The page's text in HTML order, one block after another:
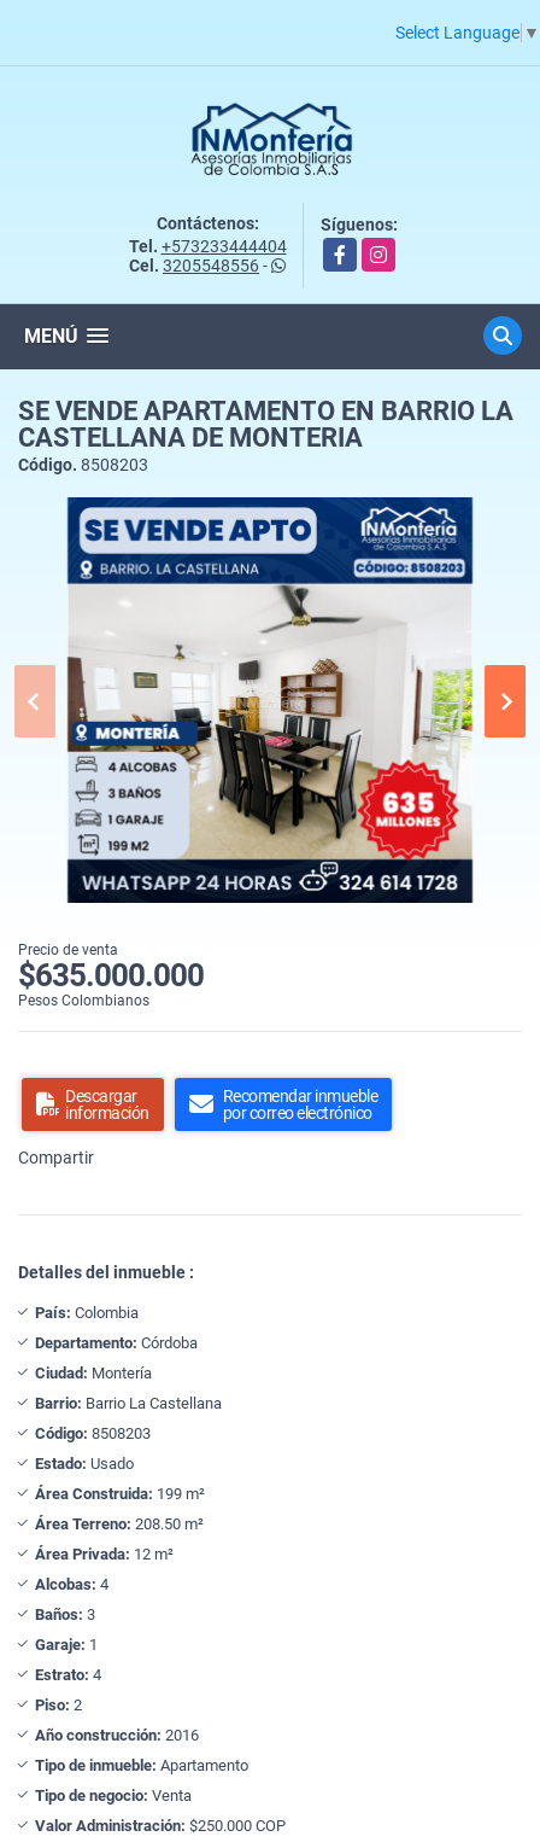
Select Language ▼
Contáctenos:
Tel. +573233444404
Cel. 3205548556-
Síguenos:
FacebookInstagram
MENÚ
SE VENDE APARTAMENTO EN BARRIO LA
CASTELLANA DE MONTERIA
Código. 8508203
Precio de venta
$635.000.000
Pesos Colombianos
Descargar
información
Recomendar inmueble
por correo electrónico
Compartir
Detalles del inmueble :
País: Colombia
Departamento: Córdoba
Ciudad: Montería
Barrio: Barrio La Castellana
Código: 8508203
Estado: Usado
Área Construida: 199 m²
Área Terreno: 208.50 m²
Área Privada: 12 m²
Alcobas: 4
Baños: 3
Garaje: 1
Estrato: 4
Piso: 2
Año construcción: 2016
Tipo de inmueble: Apartamento
Tipo de negocio: Venta
Valor Administración: $250.000 COP